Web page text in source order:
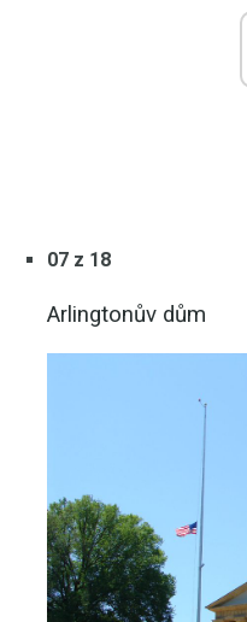
07 z 18
Arlingtonův dům